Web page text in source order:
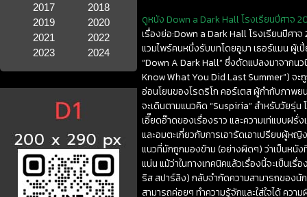
2017
2018
2019
2020
2021
2022
2023
2024
ดูหนัง Down a Dark Hall โรงเรียนปีศาจ
เรื่องย่อ:Down a Dark Hall โรงเรียนปีศา
แวมไพร์คนหนึ่งรับบทโดยอูมา เธอร์แมน ผู้เ
“Down A Dark Hall” ซึ่งดัดแปลงมาจากน
Know What You Did Last Summer”)
อ่อนโยนของโรดริโก คอร์เตส ผู้กำกับภาพย
จะเดินตามแนวคิด “Suspiria” สำหรับวัยรุ่
เอี๊ยดอ๊าดของเรื่องราว และความเท่แบบฝรั่
และอมตะเกี่ยวกับการเอารัดเอาเปรียบผู้ห
แนวที่มักถูกมองข้าม (อย่างผิดๆ) ว่าเป็นหนั
แน่น แม้ว่าในทางเทคนิคแล้วเรื่องนี้จะเป็นเ
ริส สปาร์ลิง) กลับจำกัดความสามารถของนั
สามารถค่อยๆ ทำความรู้จักและใส่ใจได้ คว